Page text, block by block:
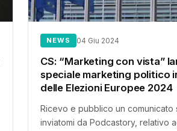
NEWS 04 Giu 2024
CS: “Marketing con vista”
speciale marketing politico
delle Elezioni Europee 2024
Ricevo e pubblico un comunicato
inviatomi da Podcastory, relativo